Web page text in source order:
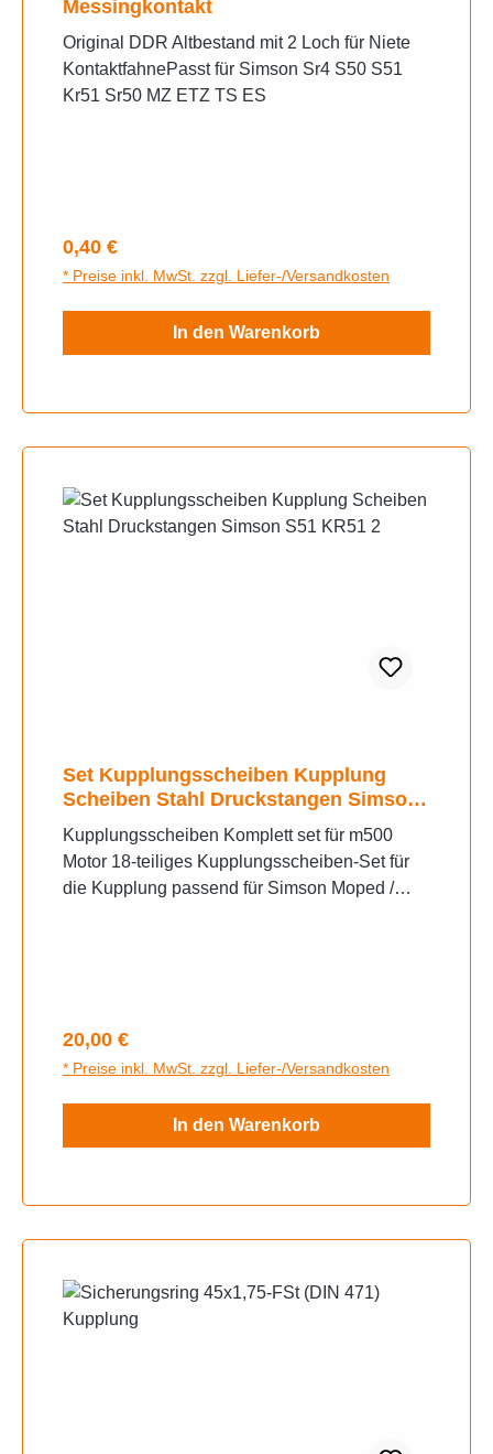
Messingkontakt
Original DDR Altbestand mit 2 Loch für Niete
KontaktfahnePasst für Simson Sr4 S50 S51
Kr51 Sr50 MZ ETZ TS ES
Regulärer Preis:
0,40 €
* Preise inkl. MwSt. zzgl. Liefer-/Versandkosten
In den Warenkorb
Set Kupplungsscheiben Kupplung
Scheiben Stahl Druckstangen Simson
S51 KR51 2
Kupplungsscheiben Komplett set für m500
Motor 18-teiliges Kupplungsscheiben-Set für
die Kupplung passend für Simson Moped /
Sicherungsblech für Kupplungsmitnehmer1x
verstärkte Tellerfeder 1,6mm3x
Kupplungslamelle4x Kupplungsscheibe
Regulärer Preis:
20,00 €
* Preise inkl. MwSt. zzgl. Liefer-/Versandkosten
In den Warenkorb